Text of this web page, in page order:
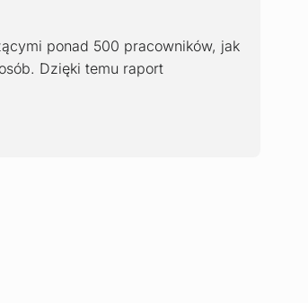
ponad 500 pracowników, jak
Dzięki temu raport